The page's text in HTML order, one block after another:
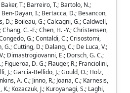
T.; Barreiro, T.; Bartolo, N.;
Dayan, I.; Bertacca, D.; Besancon,
D.; Boileau, G.; Calcagni, G.; Caldwell,
C. -F.; Chen, H. -Y.; Christensen,
G.; Contaldi, C.; Crisostomi,
G.; Cutting, D.; Dalang, C.; De Luca, V.;
Dimastrogiovanni, E.; Dorsch, G. C.;
Figueroa, D. G.; Flauger, R.; Franciolini,
J.; Garcia-Bellido, J.; Gould, O.; Holz,
A. C.; Jinno, R.; Joana, C.; Karnesis,
Kozaczuk, J.; Kuroyanagi, S.; Laghi,